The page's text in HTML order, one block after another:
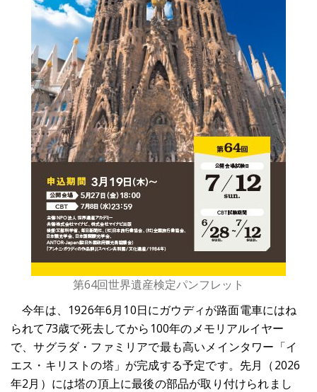
第64回世界遺産検定パンフレット
今年は、1926年6月10日にガウディが路面電車にはね
られて73歳で死去してから100年のメモリアルイヤー
で、サグラダ・ファミリアで最も高いメインタワー「イ
エス・キリストの塔」が完成する予定です。先月（2026
年2月）には塔の頂上に最後の部品が取り付けられまし